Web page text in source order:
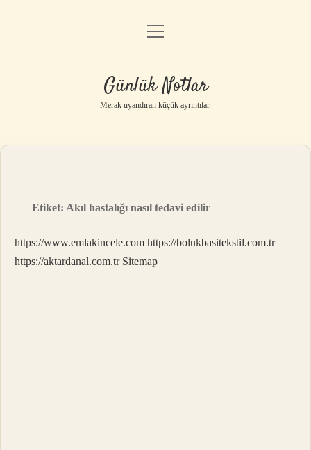
Anasayfa
Yasal Uyarı
menüyü
Günlük Notlar
Merak uyandıran küçük ayrıntılar.
Etiket: Akıl hastalığı nasıl tedavi edilir
https://www.emlakincele.com https://bolukbasitekstil.com.tr
https://aktardanal.com.tr Sitemap